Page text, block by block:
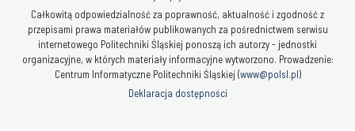
Całkowitą odpowiedzialność za poprawność, aktualność i zgodność z
przepisami prawa materiałów publikowanych za pośrednictwem serwisu
internetowego Politechniki Śląskiej ponoszą ich autorzy - jednostki
organizacyjne, w których materiały informacyjne wytworzono. Prowadzenie:
Centrum Informatyczne Politechniki Śląskiej (www@polsl.pl)
Deklaracja dostępności